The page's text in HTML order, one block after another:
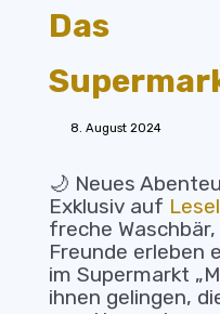
Das
8. August 2024
🌙 Neues
Exklusiv auf
freche
Freunde erleben
im Supermarkt
ihnen gelingen,